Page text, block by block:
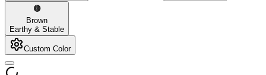
🟤
Brown
Earthy & Stable
Custom Color